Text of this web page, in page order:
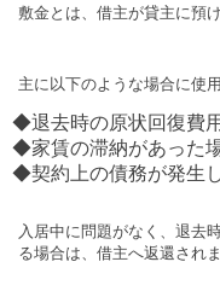
敷金とは、借主が貸主に預
主に以下のような場合に使
◆退去時の原状回復費用
◆家賃の滞納があった
◆契約上の債務が発生
入居中に問題がなく、退去
る場合は、借主へ返還されま